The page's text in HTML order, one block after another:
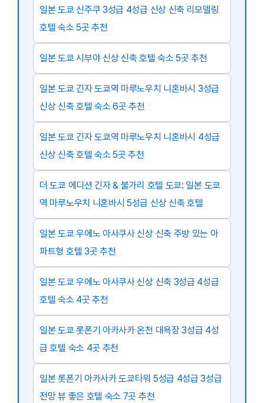
일본 도쿄 신주쿠 3성급 4성급 신상 신축 리모델링
호텔 숙소 5곳 추천
일본 도쿄 시부야 신상 신축 호텔 숙소 5곳 추천
일본 도쿄 긴자 도쿄역 마루노우치 니혼바시 3성급
신상 신축 호텔 숙소 6곳 추천
일본 도쿄 긴자 도쿄역 마루노우치 니혼바시 4성급
신상 신축 호텔 숙소 5곳 추천
더 도쿄 에디션 긴자 & 불가리 호텔 도쿄: 일본 도쿄
역 마루노우치 니혼바시 5성급 신상 신축 호텔
일본 도쿄 우에노 아사쿠사 신상 신축 주방 있는 아
파트형 호텔 3곳 추천
일본 도쿄 우에노 아사쿠사 신상 신축 3성급 4성급
호텔 숙소 4곳 추천
일본 도쿄 롯폰기 아카사카 온천 대욕장 3성급 4성
급 호텔 숙소 4곳 추천
일본 롯폰기 아카사카 도쿄타워 5성급 4성급 3성급
전망 뷰 좋은 호텔 숙소 7곳 추천